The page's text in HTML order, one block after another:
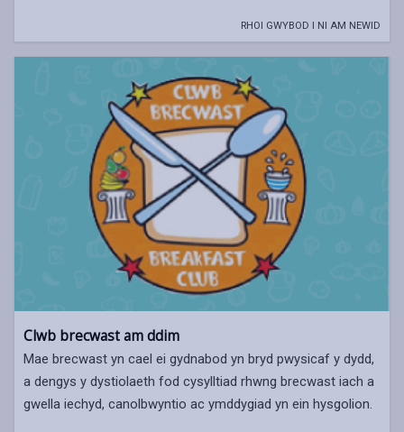
RHOI GWYBOD I NI AM NEWID
Clwb brecwast am ddim
Mae brecwast yn cael ei gydnabod yn bryd pwysicaf y dydd,
a dengys y dystiolaeth fod cysylltiad rhwng brecwast iach a
gwella iechyd, canolbwyntio ac ymddygiad yn ein hysgolion.